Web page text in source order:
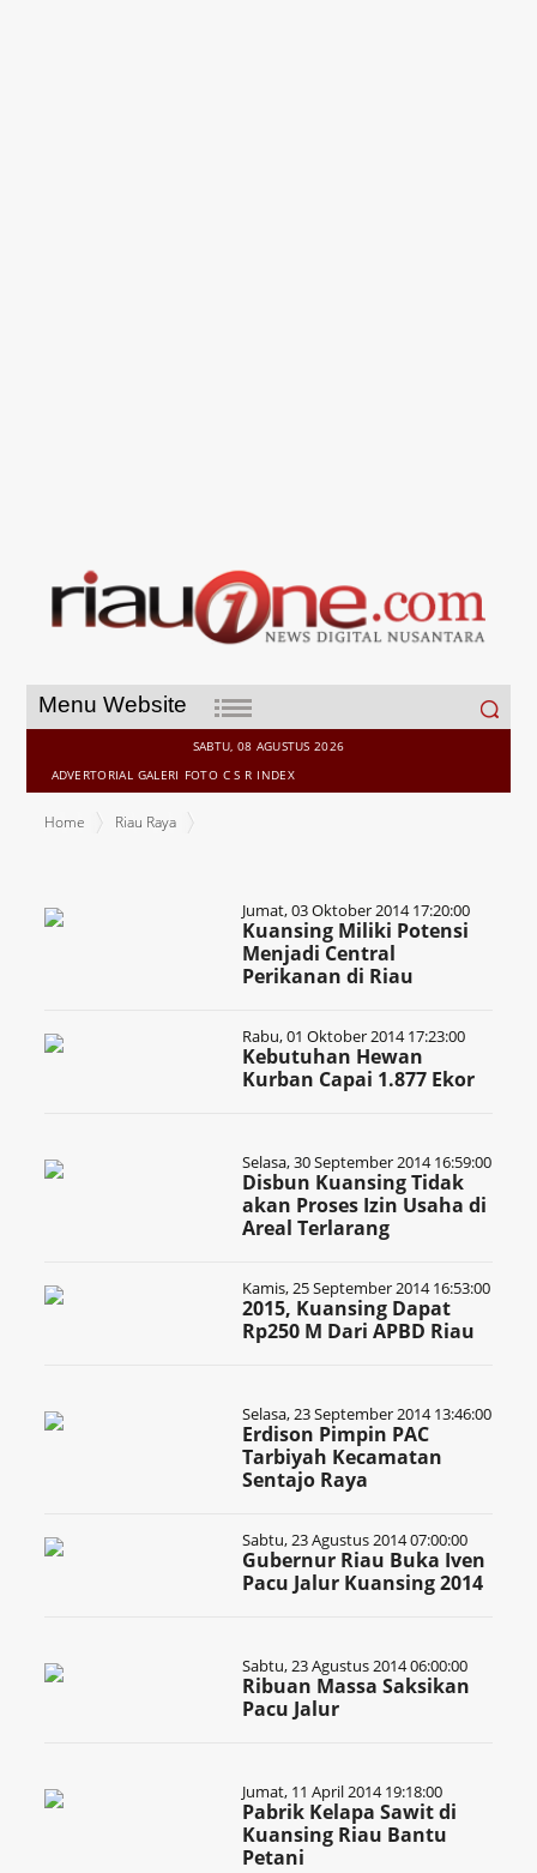
Menu Website
Search
for:
SABTU, 08 AGUSTUS 2026
ADVERTORIAL GALERI FOTO C S R INDEX
Home Riau Raya
Jumat, 03 Oktober 2014 17:20:00
Kuansing Miliki Potensi
Menjadi Central
Perikanan di Riau
Rabu, 01 Oktober 2014 17:23:00
Kebutuhan Hewan
Kurban Capai 1.877 Ekor
Selasa, 30 September 2014 16:59:00
Disbun Kuansing Tidak
akan Proses Izin Usaha di
Areal Terlarang
Kamis, 25 September 2014 16:53:00
2015, Kuansing Dapat
Rp250 M Dari APBD Riau
Selasa, 23 September 2014 13:46:00
Erdison Pimpin PAC
Tarbiyah Kecamatan
Sentajo Raya
Sabtu, 23 Agustus 2014 07:00:00
Gubernur Riau Buka Iven
Pacu Jalur Kuansing 2014
Sabtu, 23 Agustus 2014 06:00:00
Ribuan Massa Saksikan
Pacu Jalur
Jumat, 11 April 2014 19:18:00
Pabrik Kelapa Sawit di
Kuansing Riau Bantu
Petani